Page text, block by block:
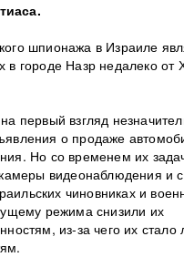
шпионажа в Израиле
городе Назр недалеко
первый взгляд
о продаже
Но со временем их
видеонаблюдения и
чиновниках и
режима снизили их
из-за чего их стало